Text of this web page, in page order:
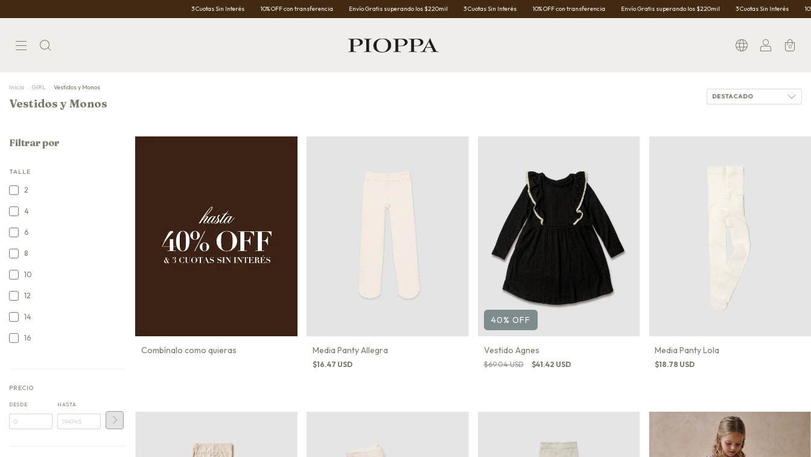
10% OFF con transferencia Envío Gratis superando los $220mil 3 Cuotas Sin Interés 10% OFF con transferencia Envío Gratis superando los $220mil 3 Cuotas Sin Interés 10% OFF con
0
Inicio . GIRL . Vestidos y Monos
Vestidos y Monos
Filtrar por
TALLE
2
4
6
8
10
12
14
16
PRECIO
DESDE HASTA
Combínalo como quieras Media Panty Allegra
$16.47 USD
40% OFF
Vestido Agnes
$69.04 USD $41.42 USD
Media Panty Lola
$18.78 USD